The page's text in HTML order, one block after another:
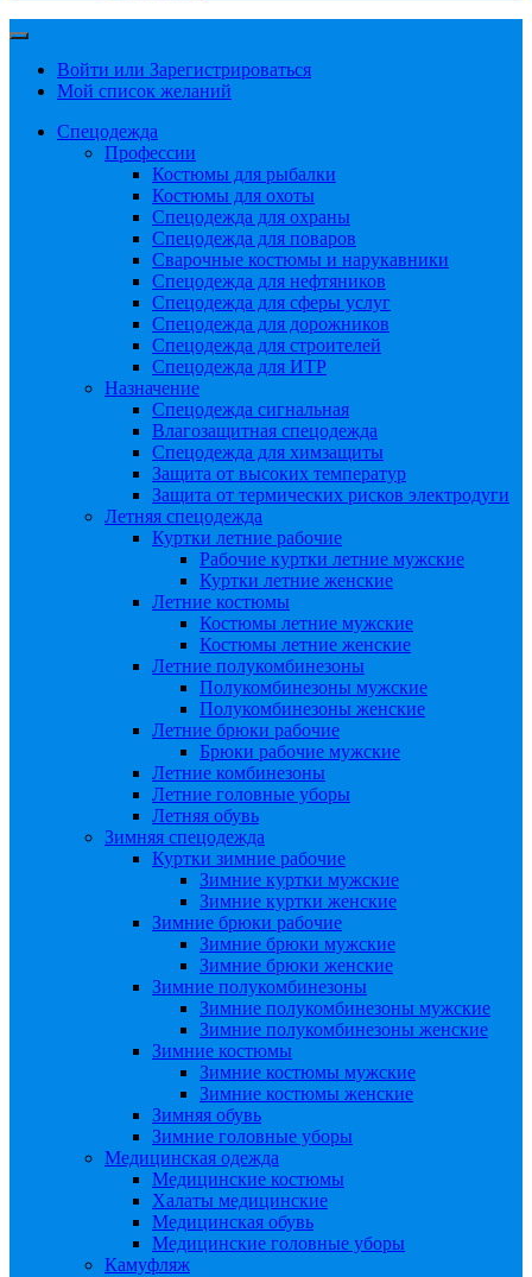
Войти или Зарегистрироваться
Мой список желаний
Спецодежда
Профессии
Костюмы для рыбалки
Костюмы для охоты
Спецодежда для охраны
Спецодежда для поваров
Сварочные костюмы и нарукавники
Спецодежда для нефтяников
Спецодежда для сферы услуг
Спецодежда для дорожников
Спецодежда для строителей
Спецодежда для ИТР
Назначение
Спецодежда сигнальная
Влагозащитная спецодежда
Спецодежда для химзащиты
Защита от высоких температур
Защита от термических рисков электродуги
Летняя спецодежда
Куртки летние рабочие
Рабочие куртки летние мужские
Куртки летние женские
Летние костюмы
Костюмы летние мужские
Костюмы летние женские
Летние полукомбинезоны
Полукомбинезоны мужские
Полукомбинезоны женские
Летние брюки рабочие
Брюки рабочие мужские
Летние комбинезоны
Летние головные уборы
Летняя обувь
Зимняя спецодежда
Куртки зимние рабочие
Зимние куртки мужские
Зимние куртки женские
Зимние брюки рабочие
Зимние брюки мужские
Зимние брюки женские
Зимние полукомбинезоны
Зимние полукомбинезоны мужские
Зимние полукомбинезоны женские
Зимние костюмы
Зимние костюмы мужские
Зимние костюмы женские
Зимняя обувь
Зимние головные уборы
Медицинская одежда
Медицинские костюмы
Халаты медицинские
Медицинская обувь
Медицинские головные уборы
Камуфляж